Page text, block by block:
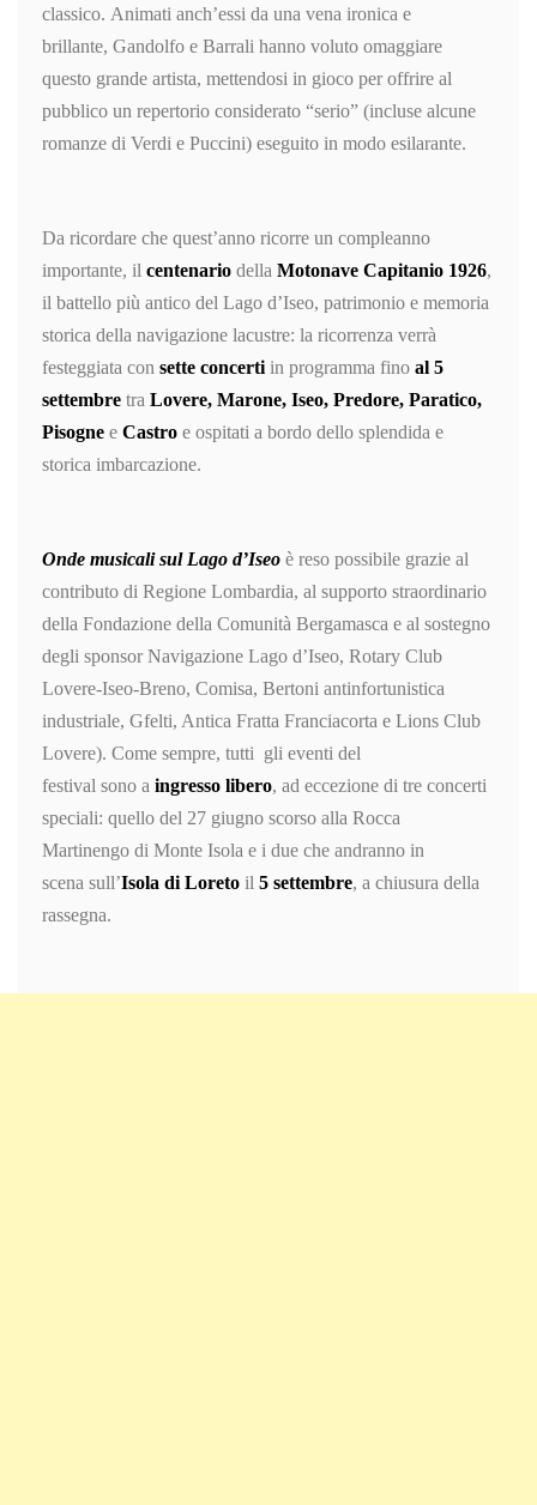
classico. Animati anch’essi da una vena ironica e
brillante, Gandolfo e Barrali hanno voluto omaggiare
questo grande artista, mettendosi in gioco per offrire al
pubblico un repertorio considerato “serio” (incluse alcune
romanze di Verdi e Puccini) eseguito in modo esilarante.
Da ricordare che quest’anno ricorre un compleanno
importante, il centenario della Motonave Capitanio 1926,
il battello più antico del Lago d’Iseo, patrimonio e memoria
storica della navigazione lacustre: la ricorrenza verrà
festeggiata con sette concerti in programma fino al 5
settembre tra Lovere, Marone, Iseo, Predore, Paratico,
Pisogne e Castro e ospitati a bordo dello splendida e
storica imbarcazione.
Onde musicali sul Lago d’Iseo è reso possibile grazie al
contributo di Regione Lombardia, al supporto straordinario
della Fondazione della Comunità Bergamasca e al sostegno
degli sponsor Navigazione Lago d’Iseo, Rotary Club
Lovere-Iseo-Breno, Comisa, Bertoni antinfortunistica
industriale, Gfelti, Antica Fratta Franciacorta e Lions Club
Lovere). Come sempre, tutti gli eventi del
festival sono a ingresso libero, ad eccezione di tre concerti
speciali: quello del 27 giugno scorso alla Rocca
Martinengo di Monte Isola e i due che andranno in
scena sull’Isola di Loreto il 5 settembre, a chiusura della
rassegna.